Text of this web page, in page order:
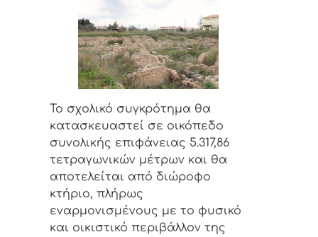
Το σχολικό συγκρότημα θα
κατασκευαστεί σε οικόπεδο
συνολικής επιφάνειας 5.317,86
τετραγωνικών μέτρων και θα
αποτελείται από διώροφο
κτήριο, πλήρως
εναρμονισμένους με το φυσικό
και οικιστικό περιβάλλον της